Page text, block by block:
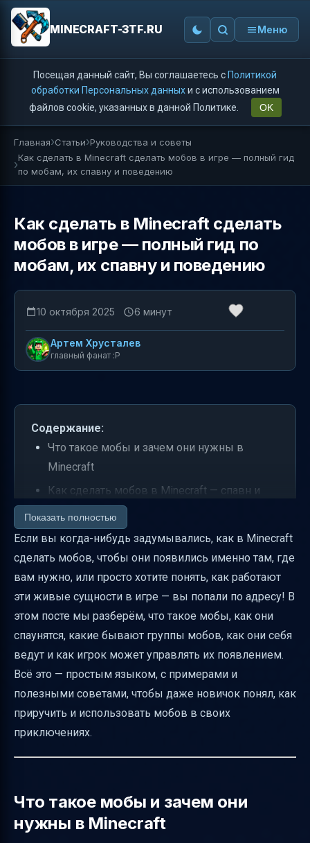
MINECRAFT-3TF.RU Меню
Посещая данный сайт, Вы соглашаетесь с Политикой
обработки Персональных данныхи с использованием
файлов cookie, указанных в данной Политике.
OK
Главная Статьи Руководства и советы
Как сделать в Minecraft сделать мобов в игре — полный гид
по мобам, их спавну и поведению
Как сделать в Minecraft сделать
мобов в игре — полный гид по
мобам, их спавну и поведению
10 октября 2025 6 минут
Артем Хрусталев
главный фанат :P
Содержание:
Что такое мобы и зачем они нужны в
Minecraft
Как сделать мобов в Minecraft — спавн и
условия появления
Три группы мобов — дружелюбные,
нейтральные и враждебные
Особенности поведения мобов
Видимость и слух мобов — как они
«чувствуют» игрока
Как игрок может управлять спавном мобов
Практические советы для игроков
Как адаптировать знания под обновления
Minecraft 1.20 и 1.20.5
мобов
Распространённые заблуждения о мобах
Показать полностью
Если вы когда-нибудь задумывались, как в Minecraft
сделать мобов, чтобы они появились именно там, где
вам нужно, или просто хотите понять, как работают
эти живые сущности в игре — вы попали по адресу! В
этом посте мы разберём, что такое мобы, как они
спаунятся, какие бывают группы мобов, как они себя
ведут и как игрок может управлять их появлением.
Всё это — простым языком, с примерами и
полезными советами, чтобы даже новичок понял, как
приручить и использовать мобов в своих
приключениях.
Что такое мобы и зачем они
нужны в Minecraft